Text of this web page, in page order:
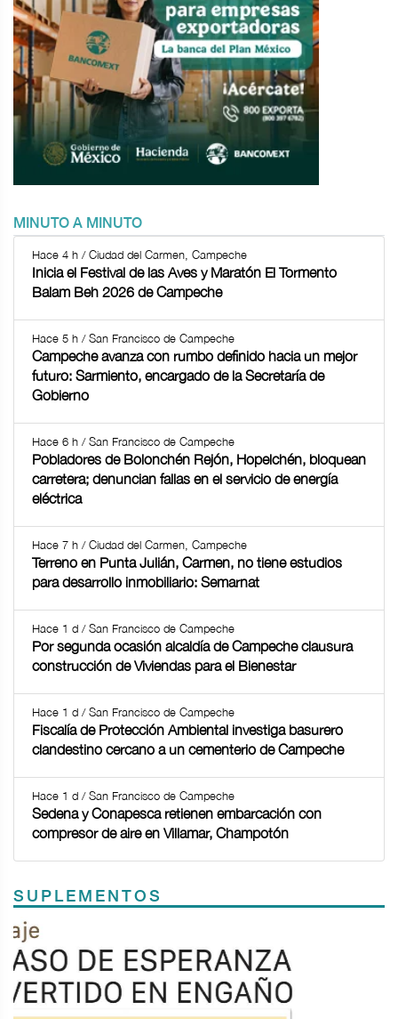
MINUTO A MINUTO
Hace 4 h / Ciudad del Carmen, Campeche
Inicia el Festival de las Aves y Maratón El Tormento
Balam Beh 2026 de Campeche
Hace 5 h / San Francisco de Campeche
Campeche avanza con rumbo definido hacia un mejor
futuro: Sarmiento, encargado de la Secretaría de
Gobierno
Hace 6 h / San Francisco de Campeche
Pobladores de Bolonchén Rejón, Hopelchén, bloquean
carretera; denuncian fallas en el servicio de energía
eléctrica
Hace 7 h / Ciudad del Carmen, Campeche
Terreno en Punta Julián, Carmen, no tiene estudios
para desarrollo inmobiliario: Semarnat
Hace 1 d / San Francisco de Campeche
Por segunda ocasión alcaldía de Campeche clausura
construcción de Viviendas para el Bienestar
Hace 1 d / San Francisco de Campeche
Fiscalía de Protección Ambiental investiga basurero
clandestino cercano a un cementerio de Campeche
Hace 1 d / San Francisco de Campeche
Sedena y Conapesca retienen embarcación con
compresor de aire en Villamar, Champotón
SUPLEMENTOS